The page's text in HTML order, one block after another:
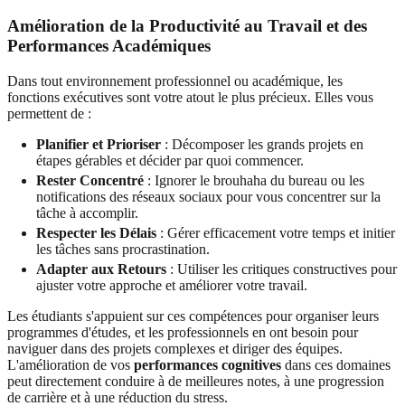
Amélioration de la Productivité au Travail et des
Performances Académiques
Dans tout environnement professionnel ou académique, les
fonctions exécutives sont votre atout le plus précieux. Elles vous
permettent de :
Planifier et Prioriser : Décomposer les grands projets en
étapes gérables et décider par quoi commencer.
Rester Concentré : Ignorer le brouhaha du bureau ou les
notifications des réseaux sociaux pour vous concentrer sur la
tâche à accomplir.
Respecter les Délais : Gérer efficacement votre temps et initier
les tâches sans procrastination.
Adapter aux Retours : Utiliser les critiques constructives pour
ajuster votre approche et améliorer votre travail.
Les étudiants s'appuient sur ces compétences pour organiser leurs
programmes d'études, et les professionnels en ont besoin pour
naviguer dans des projets complexes et diriger des équipes.
L'amélioration de vos performances cognitives dans ces domaines
peut directement conduire à de meilleures notes, à une progression
de carrière et à une réduction du stress.